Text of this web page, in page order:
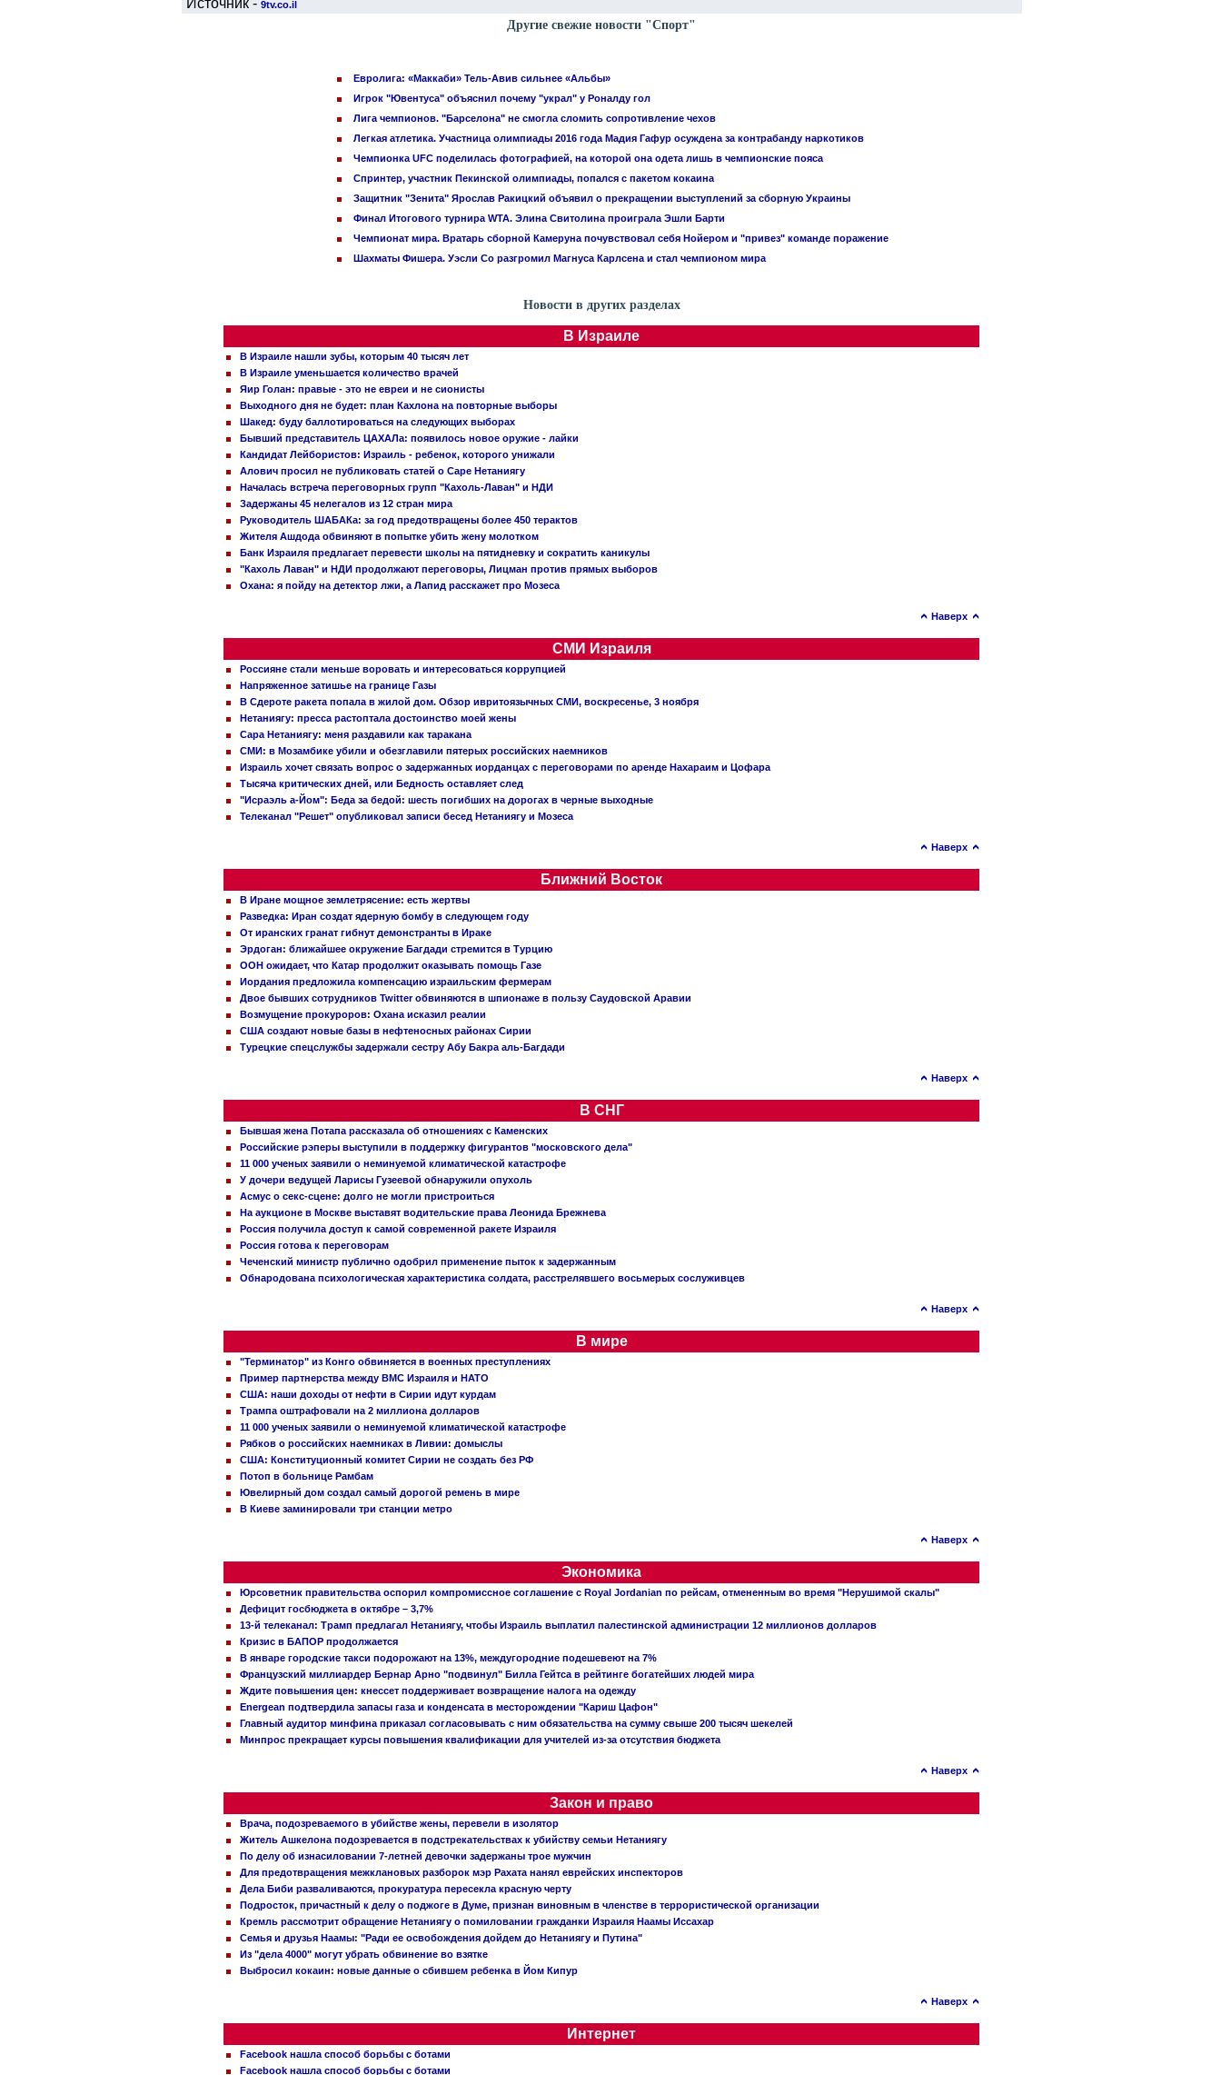
Источник - 9tv.co.il
Другие свежие новости "Спорт"
Евролига: «Маккаби» Тель-Авив сильнее «Альбы»
Игрок "Ювентуса" объяснил почему "украл" у Роналду гол
Лига чемпионов. "Барселона" не смогла сломить сопротивление чехов
Легкая атлетика. Участница олимпиады 2016 года Мадия Гафур осуждена за контрабанду наркотиков
Чемпионка UFC поделилась фотографией, на которой она одета лишь в чемпионские пояса
Спринтер, участник Пекинской олимпиады, попался с пакетом кокаина
Защитник "Зенита" Ярослав Ракицкий объявил о прекращении выступлений за сборную Украины
Финал Итогового турнира WTA. Элина Свитолина проиграла Эшли Барти
Чемпионат мира. Вратарь сборной Камеруна почувствовал себя Нойером и "привез" команде поражение
Шахматы Фишера. Уэсли Со разгромил Магнуса Карлсена и стал чемпионом мира
Новости в других разделах
В Израиле
В Израиле нашли зубы, которым 40 тысяч лет
В Израиле уменьшается количество врачей
Яир Голан: правые - это не евреи и не сионисты
Выходного дня не будет: план Кахлона на повторные выборы
Шакед: буду баллотироваться на следующих выборах
Бывший представитель ЦАХАЛа: появилось новое оружие - лайки
Кандидат Лейбористов: Израиль - ребенок, которого унижали
Алович просил не публиковать статей о Саре Нетаниягу
Началась встреча переговорных групп "Кахоль-Лаван" и НДИ
Задержаны 45 нелегалов из 12 стран мира
Руководитель ШАБАКа: за год предотвращены более 450 терактов
Жителя Ашдода обвиняют в попытке убить жену молотком
Банк Израиля предлагает перевести школы на пятидневку и сократить каникулы
"Кахоль Лаван" и НДИ продолжают переговоры, Лицман против прямых выборов
Охана: я пойду на детектор лжи, а Лапид расскажет про Мозеса
Наверх
СМИ Израиля
Россияне стали меньше воровать и интересоваться коррупцией
Напряженное затишье на границе Газы
В Сдероте ракета попала в жилой дом. Обзор ивритоязычных СМИ, воскресенье, 3 ноября
Нетаниягу: пресса растоптала достоинство моей жены
Сара Нетаниягу: меня раздавили как таракана
СМИ: в Мозамбике убили и обезглавили пятерых российских наемников
Израиль хочет связать вопрос о задержанных иорданцах с переговорами по аренде Нахараим и Цофара
Тысяча критических дней, или Бедность оставляет след
"Исраэль а-Йом": Беда за бедой: шесть погибших на дорогах в черные выходные
Телеканал "Решет" опубликовал записи бесед Нетаниягу и Мозеса
Наверх
Ближний Восток
В Иране мощное землетрясение: есть жертвы
Разведка: Иран создат ядерную бомбу в следующем году
От иранских гранат гибнут демонстранты в Ираке
Эрдоган: ближайшее окружение Багдади стремится в Турцию
ООН ожидает, что Катар продолжит оказывать помощь Газе
Иордания предложила компенсацию израильским фермерам
Двое бывших сотрудников Twitter обвиняются в шпионаже в пользу Саудовской Аравии
Возмущение прокуроров: Охана исказил реалии
США создают новые базы в нефтеносных районах Сирии
Турецкие спецслужбы задержали сестру Абу Бакра аль-Багдади
Наверх
В СНГ
Бывшая жена Потапа рассказала об отношениях с Каменских
Российские рэперы выступили в поддержку фигурантов "московского дела"
11 000 ученых заявили о неминуемой климатической катастрофе
У дочери ведущей Ларисы Гузеевой обнаружили опухоль
Асмус о секс-сцене: долго не могли пристроиться
На аукционе в Москве выставят водительские права Леонида Брежнева
Россия получила доступ к самой современной ракете Израиля
Россия готова к переговорам
Чеченский министр публично одобрил применение пыток к задержанным
Обнародована психологическая характеристика солдата, расстрелявшего восьмерых сослуживцев
Наверх
В мире
"Терминатор" из Конго обвиняется в военных преступлениях
Пример партнерства между ВМС Израиля и НАТО
США: наши доходы от нефти в Сирии идут курдам
Трампа оштрафовали на 2 миллиона долларов
11 000 ученых заявили о неминуемой климатической катастрофе
Рябков о российских наемниках в Ливии: домыслы
США: Конституционный комитет Сирии не создать без РФ
Потоп в больнице Рамбам
Ювелирный дом создал самый дорогой ремень в мире
В Киеве заминировали три станции метро
Наверх
Экономика
Юрсоветник правительства оспорил компромиссное соглашение с Royal Jordanian по рейсам, отмененным во время "Нерушимой скалы"
Дефицит госбюджета в октябре – 3,7%
13-й телеканал: Трамп предлагал Нетаниягу, чтобы Израиль выплатил палестинской администрации 12 миллионов долларов
Кризис в БАПОР продолжается
В январе городские такси подорожают на 13%, междугородние подешевеют на 7%
Французский миллиардер Бернар Арно "подвинул" Билла Гейтса в рейтинге богатейших людей мира
Ждите повышения цен: кнессет поддерживает возвращение налога на одежду
Energean подтвердила запасы газа и конденсата в месторождении "Кариш Цафон"
Главный аудитор минфина приказал согласовывать с ним обязательства на сумму свыше 200 тысяч шекелей
Минпрос прекращает курсы повышения квалификации для учителей из-за отсутствия бюджета
Наверх
Закон и право
Врача, подозреваемого в убийстве жены, перевели в изолятор
Житель Ашкелона подозревается в подстрекательствах к убийству семьи Нетаниягу
По делу об изнасиловании 7-летней девочки задержаны трое мужчин
Для предотвращения межклановых разборок мэр Рахата нанял еврейских инспекторов
Дела Биби разваливаются, прокуратура пересекла красную черту
Подросток, причастный к делу о поджоге в Думе, признан виновным в членстве в террористической организации
Кремль рассмотрит обращение Нетаниягу о помиловании гражданки Израиля Наамы Иссахар
Семья и друзья Наамы: "Ради ее освобождения дойдем до Нетаниягу и Путина"
Из "дела 4000" могут убрать обвинение во взятке
Выбросил кокаин: новые данные о сбившем ребенка в Йом Кипур
Наверх
Интернет
Facebook нашла способ борьбы с ботами
Facebook нашла способ борьбы с ботами